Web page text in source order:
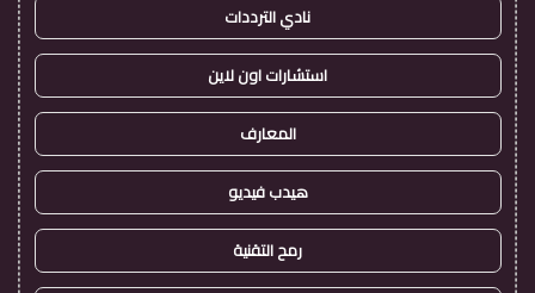
نادي الترددات
استشارات اون لاين
المعارف
هيدب فيديو
رمح التقنية